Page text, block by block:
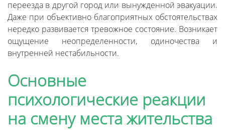
переезда в другой город или вынужденной эвакуации.
Даже при объективно благоприятных обстоятельствах
нередко развивается тревожное состояние. Возникает
ощущение неопределенности, одиночества и
внутренней нестабильности.
Основные
психологические реакции
на смену места жительства